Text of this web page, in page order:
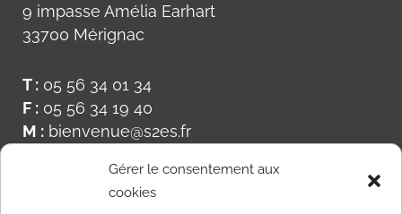
Gérer le consentement aux
cookies
9 impasse Amélia Earhart
33700 Mérignac
T : 05 56 34 01 34
F : 05 56 34 19 40
M : bienvenue@s2es.fr